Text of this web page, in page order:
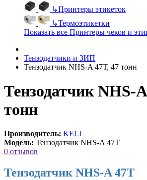
↳Принтеры этикеток
↳Термоэтикетки
Показать все Принтеры чеков и
Тензодатчики и ЗИП
Тензодатчик NHS-A 47Т, 47 тонн
Тензодатчик NHS-
тонн
Производитель: KELI
Модель: Тензодатчик NHS-A 47Т
0 отзывов
Тензодатчик NHS-A 47Т